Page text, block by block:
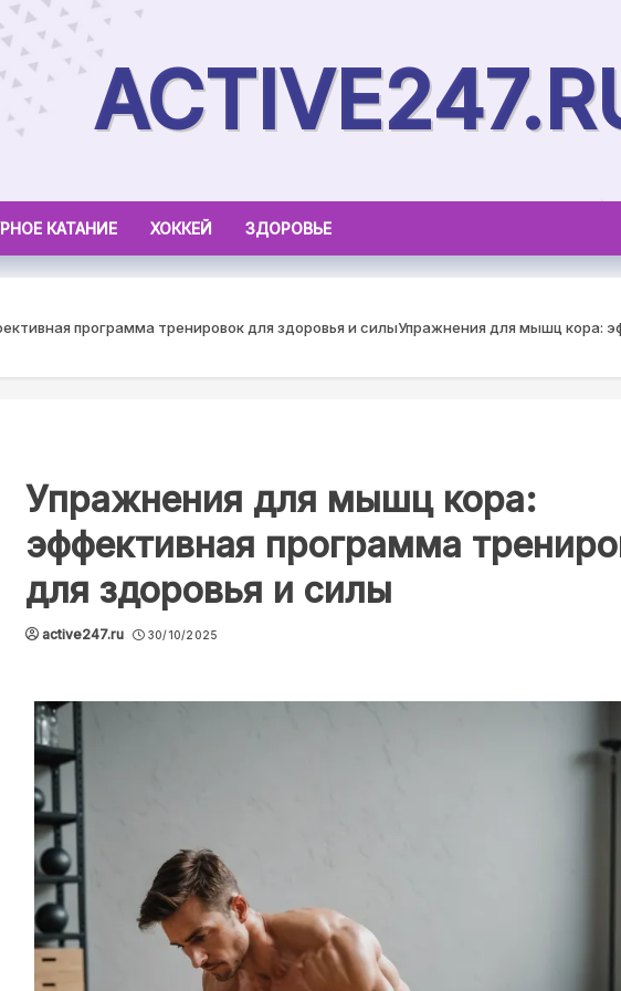
КАТАНИЕ ХОККЕЙ ЗДОРОВЬЕ
программа тренировок для здоровья и силыУпражнения для мышц кора:
Упражнения для мышц кора:
эффективная программа
для здоровья и силы
active247.ru 30/10/2025